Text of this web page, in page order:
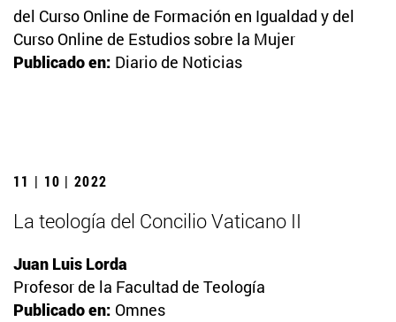
del Curso Online de Formación en Igualdad y del
Curso Online de Estudios sobre la Mujer
Publicado en: Diario de Noticias
11 | 10 | 2022
La teología del Concilio Vaticano II
Juan Luis Lorda
Profesor de la Facultad de Teología
Publicado en: Omnes